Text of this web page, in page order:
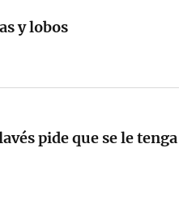
y lobos
pide que se le tenga